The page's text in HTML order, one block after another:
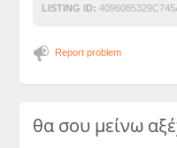
LISTING ID:
Report problem
θα σου μείνω